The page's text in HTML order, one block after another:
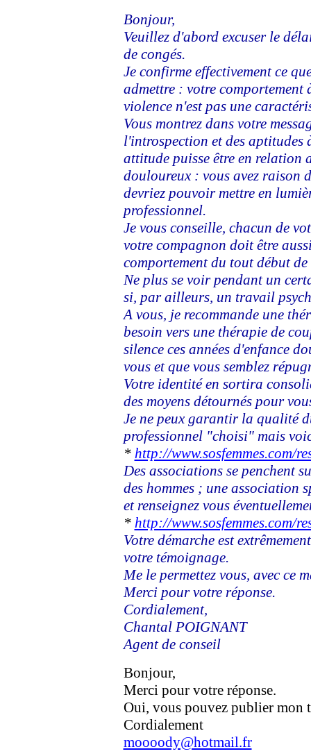
Bonjour,
Veuillez d'abord excuser le
de congés.
Je confirme effectivement ce
admettre : votre comportement
violence n'est pas une
Vous montrez dans votre
l'introspection et des aptitudes
attitude puisse être en relation
douloureux : vous avez raison
devriez pouvoir mettre en
professionnel.
Je vous conseille, chacun de
votre compagnon doit être
comportement du tout début
Ne plus se voir pendant un
si, par ailleurs, un travail
A vous, je recommande une
besoin vers une thérapie de
silence ces années d'enfance
vous et que vous semblez
Votre identité en sortira
des moyens détournés pour
Je ne peux garantir la qualité
professionnel "choisi" mais
* http://www.sosfemmes.com/
Des associations se penchent
des hommes ; une association
et renseignez vous
* http://www.sosfemmes.com/
Votre démarche est
votre témoignage.
Me le permettez vous, avec ce
Merci pour votre réponse.
Cordialement,
Chantal POIGNANT
Agent de conseil
Bonjour,
Merci pour votre réponse.
Oui, vous pouvez publier mon
Cordialement
moooody@hotmail.fr